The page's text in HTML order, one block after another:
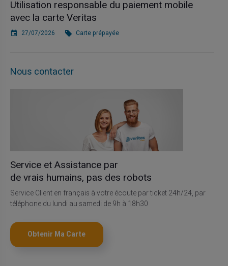
Utilisation responsable du paiement mobile
avec la carte Veritas
27/07/2026 Carte prépayée
Nous contacter
Service et Assistance par
de vrais humains, pas des robots
Service Client en français à votre écoute par ticket 24h/24, par
téléphone du lundi au samedi de 9h à 18h30
Obtenir Ma Carte